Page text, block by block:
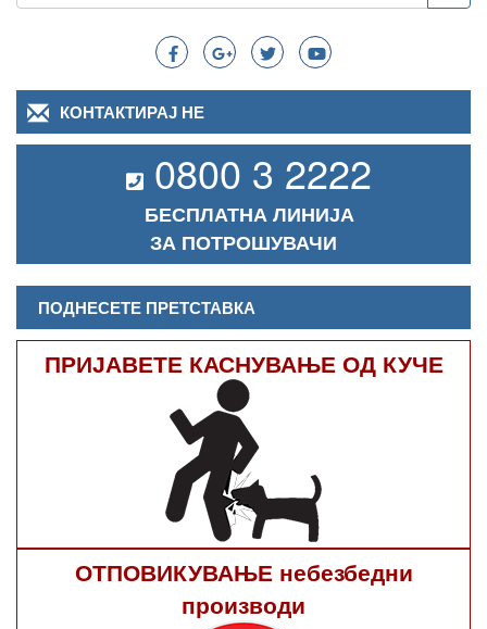
Search
КОНТАКТИРАЈ НЕ
0800 3 2222
БЕСПЛАТНА ЛИНИЈА
ЗА ПОТРОШУВАЧИ
ПОДНЕСЕТЕ ПРЕТСТАВКА
ПРИЈАВЕТЕ КАСНУВАЊЕ ОД КУЧЕ
ОТПОВИКУВАЊЕ небезбедни
производи